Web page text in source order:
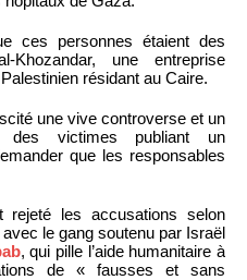
ces personnes étaient des
une entreprise
résidant au Caire.
une vive controverse et un
des victimes publiant un
que les responsables
rejeté les accusations selon
le gang soutenu par Israël
, qui pille l’aide humanitaire à
de « fausses et sans